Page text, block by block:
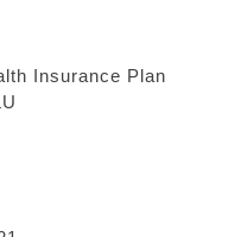
Insurance Plan